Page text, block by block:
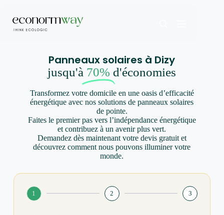
Panneaux solaires à Dizy
jusqu'à 70% d'économies
Transformez votre domicile en une oasis d’efficacité
énergétique avec nos solutions de panneaux solaires
de pointe.
Faites le premier pas vers l’indépendance énergétique
et contribuez à un avenir plus vert.
Demandez dès maintenant votre devis gratuit et
découvrez comment nous pouvons illuminer votre
monde.
1 2 3